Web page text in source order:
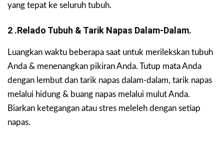
yang tepat ke seluruh tubuh.
2 .Relado Tubuh & Tarik Napas Dalam-Dalam.
Luangkan waktu beberapa saat untuk merilekskan tubuh
Anda & menenangkan pikiran Anda. Tutup mata Anda
dengan lembut dan tarik napas dalam-dalam, tarik napas
melalui hidung & buang napas melalui mulut Anda.
Biarkan ketegangan atau stres meleleh dengan setiap
napas.